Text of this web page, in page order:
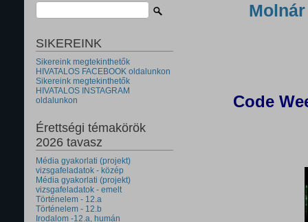
SIKEREINK
Sikereink megtekinthetők
HIVATALOS FACEBOOK oldalunkon
Sikereink megtekinthetők
HIVATALOS INSTAGRAM
oldalunkon
Érettségi témakörök
2026 tavasz
Média gyakorlati (projekt)
vizsgafeladatok - közép
Média gyakorlati (projekt)
vizsgafeladatok - emelt
Történelem - 12.a
Történelem - 12.b
Irodalom -12.a, humán
Code